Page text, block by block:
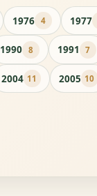
1976 4 1977
1990 8 1991 7
2004 11 2005 10